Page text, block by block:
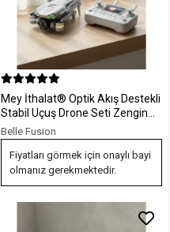
Mey İthalat® Optik Akış Destekli
Stabil Uçuş Drone Seti Zengin
Kutu İçeriği
Belle Fusion
Fiyatları görmek için onaylı bayi
olmanız gerekmektedir.